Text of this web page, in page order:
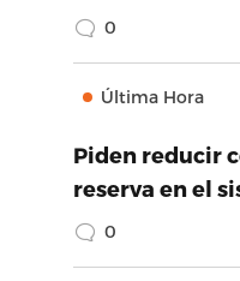
0
Última Hora
Piden reducir
reserva en el
0